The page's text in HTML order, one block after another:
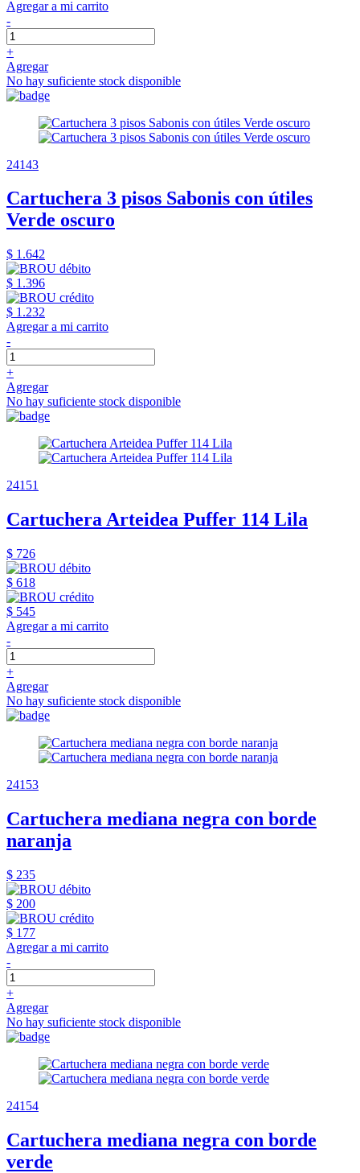
Agregar a mi carrito
-
+
Agregar
No hay suficiente stock disponible
24143
Cartuchera 3 pisos Sabonis con útiles
Verde oscuro
$ 1.642
$ 1.396
$ 1.232
Agregar a mi carrito
-
+
Agregar
No hay suficiente stock disponible
24151
Cartuchera Arteidea Puffer 114 Lila
$ 726
$ 618
$ 545
Agregar a mi carrito
-
+
Agregar
No hay suficiente stock disponible
24153
Cartuchera mediana negra con borde
naranja
$ 235
$ 200
$ 177
Agregar a mi carrito
-
+
Agregar
No hay suficiente stock disponible
24154
Cartuchera mediana negra con borde
verde